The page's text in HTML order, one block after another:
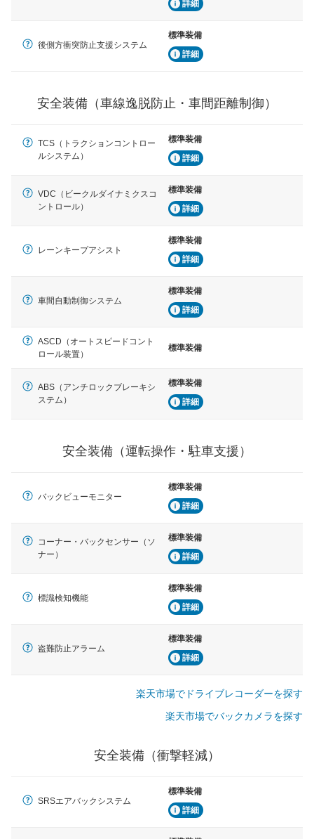
駐車をスムーズに行うためにインテリジェンスパーキン
グ・アシストやサイドブラインドモニターなどが装備さ
詳細
後側方衝突防止支援システム
標準装備
詳細
安全装備（車線逸脱防止・車間距離制御）
TCS（トラクションコントロー
ルシステム）
標準装備
詳細
VDC（ビークルダイナミクスコ
ントロール）
標準装備
詳細
レーンキープアシスト
標準装備
詳細
車間自動制御システム
標準装備
詳細
ASCD（オートスピードコント
ロール装置）
標準装備
ABS（アンチロックブレーキシ
ステム）
標準装備
詳細
安全装備（運転操作・駐車支援）
バックビューモニター
標準装備
詳細
コーナー・バックセンサー（ソ
ナー）
標準装備
詳細
標識検知機能
標準装備
詳細
盗難防止アラーム
標準装備
詳細
楽天市場でドライブレコーダーを探す
楽天市場でバックカメラを探す
安全装備（衝撃軽減）
SRSエアバックシステム
標準装備
詳細